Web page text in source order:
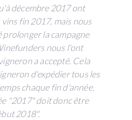
décembre 2017 ont
fin 2017, mais nous
prolonger la campagne
nous l'ont
a accepté. Cela
d'expédier tous les
chaque fin d'année.
"2017" doit donc être
2018".